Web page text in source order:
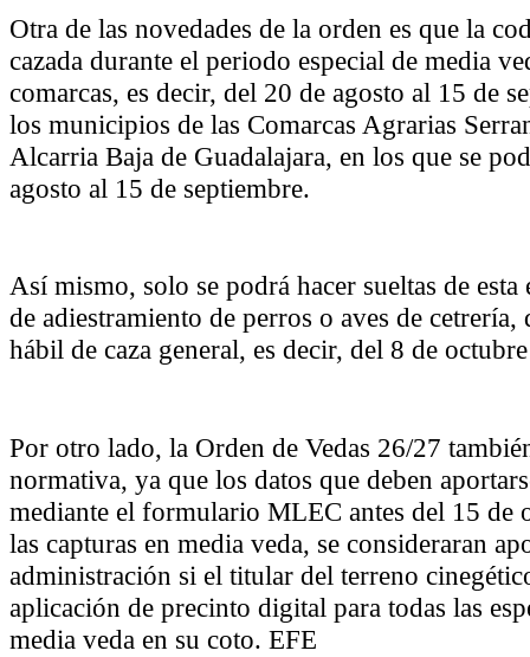
Otra de las novedades de la orden es que la
cazada durante el periodo especial de media
comarcas, es decir, del 20 de agosto al 15 de
los municipios de las Comarcas Agrarias
Alcarria Baja de Guadalajara, en los que se
agosto al 15 de septiembre.
Así mismo, solo se podrá hacer sueltas de esta
de adiestramiento de perros o aves de
hábil de caza general, es decir, del 8 de
Por otro lado, la Orden de Vedas 26/27
normativa, ya que los datos que deben
mediante el formulario MLEC antes del 15 de
las capturas en media veda, se consideraran
administración si el titular del terreno
aplicación de precinto digital para todas las
media veda en su coto. EFE